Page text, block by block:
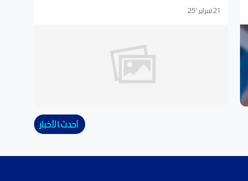
21 فبراير '25
أحدث الأخبار